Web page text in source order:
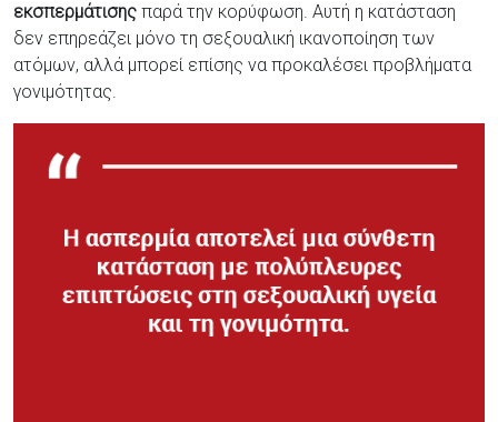
εκσπερμάτισης παρά την κορύφωση. Αυτή η κατάσταση
δεν επηρεάζει μόνο τη σεξουαλική ικανοποίηση των
ατόμων, αλλά μπορεί επίσης να προκαλέσει προβλήματα
γονιμότητας.